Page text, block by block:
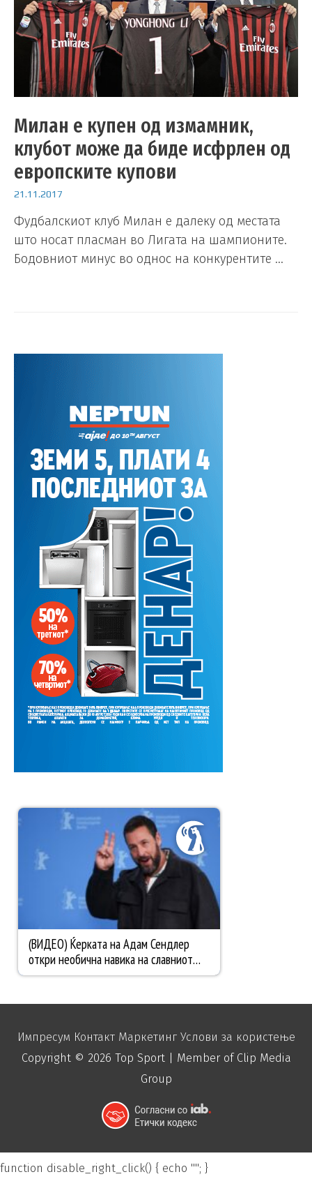
Милан е купен од измамник,
клубот може да биде исфрлен од
европските купови
21.11.2017
Фудбалскиот клуб Милан е далеку од местата
што носат пласман во Лигата на шампионите.
Бодовниот минус во однос на конкурентите …
Импресум Контакт Маркетинг Услови за користење
Copyright © 2026 Top Sport| Member of Clip Media
Group
function disable_right_click() { echo ""; }